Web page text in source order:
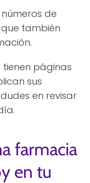
de
también
páginas
sus
en revisar
farmacia
en tu